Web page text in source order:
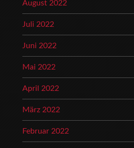
August 2022
Juli 2022
Juni 2022
Mai 2022
April 2022
März 2022
Februar 2022